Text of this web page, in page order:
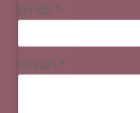
Email *
Pesan *